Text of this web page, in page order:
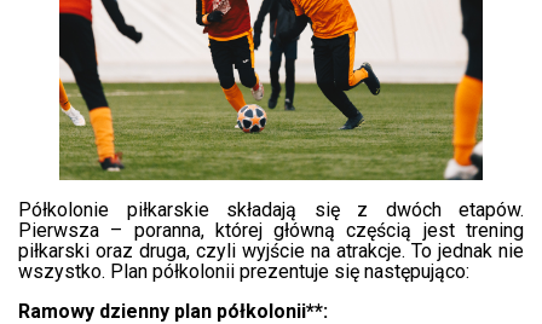
Półkolonie piłkarskie składają się z dwóch etapów.
Pierwsza – poranna, której główną częścią jest trening
piłkarski oraz druga, czyli wyjście na atrakcje. To jednak nie
wszystko. Plan półkolonii prezentuje się następująco:
Ramowy dzienny plan półkolonii**: